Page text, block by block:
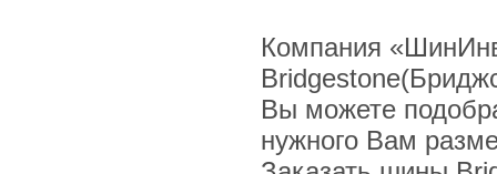
Компания
Вы можете
нужного Вам